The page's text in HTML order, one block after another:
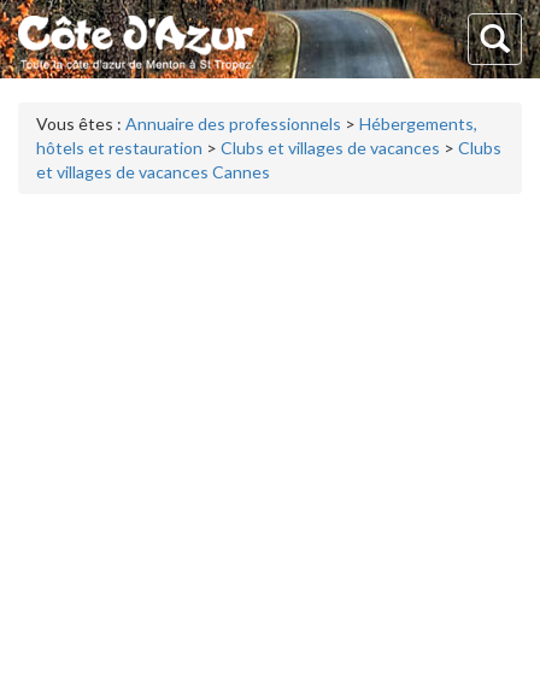
Vous êtes : Annuaire des professionnels > Hébergements,
hôtels et restauration > Clubs et villages de vacances > Clubs
et villages de vacances Cannes